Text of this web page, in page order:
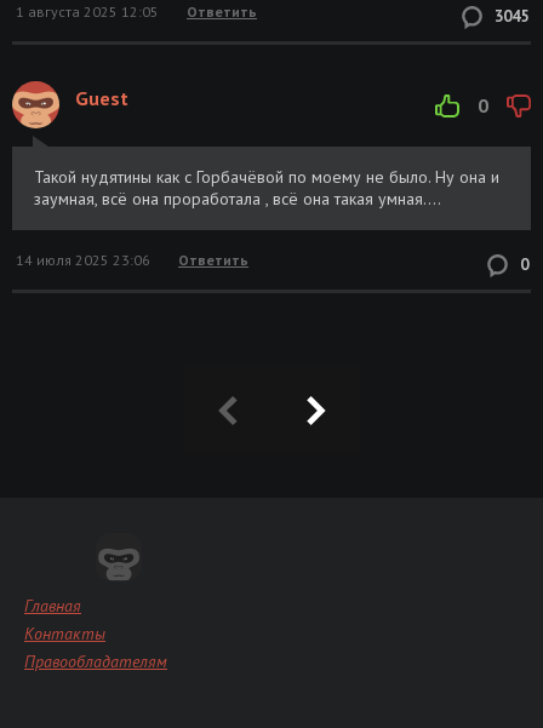
3045
1 августа 2025 12:05 Ответить
0
Guest
Такой нудятины как с Горбачёвой по моему не было. Ну она и
заумная, всё она проработала , всё она такая умная....
0
14 июля 2025 23:06 Ответить
Главная
Контакты
Правообладателям